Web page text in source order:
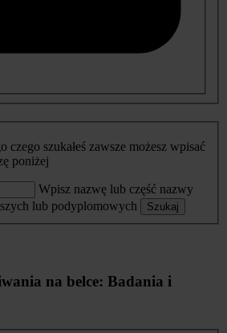
czego szukałeś zawsze możesz wpisać
poniżej
Wpisz nazwę lub część nazwy
lub podyplomowych
Szukaj
na belce: Badania i